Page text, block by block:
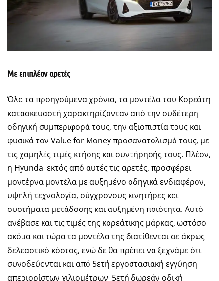
Με επιπλέον αρετές
Όλα τα προηγούμενα χρόνια, τα μοντέλα του Κορεάτη
κατασκευαστή χαρακτηρίζονταν από την ουδέτερη
οδηγική συμπεριφορά τους, την αξιοπιστία τους και
φυσικά τον Value for Money προσανατολισμό τους, με
τις χαμηλές τιμές κτήσης και συντήρησής τους. Πλέον,
η Hyundai εκτός από αυτές τις αρετές, προσφέρει
μοντέρνα μοντέλα με αυξημένο οδηγικά ενδιαφέρον,
υψηλή τεχνολογία, σύγχρονους κινητήρες και
συστήματα μετάδοσης και αυξημένη ποιότητα. Αυτό
ανέβασε και τις τιμές της κορεάτικης μάρκας, ωστόσο
ακόμα και τώρα τα μοντέλα της διατίθενται σε άκρως
δελεαστικό κόστος, ενώ δε θα πρέπει να ξεχνάμε ότι
συνοδεύονται και από 5ετή εργοστασιακή εγγύηση
απεριορίστων χιλιομέτρων, 5ετή δωρεάν οδική